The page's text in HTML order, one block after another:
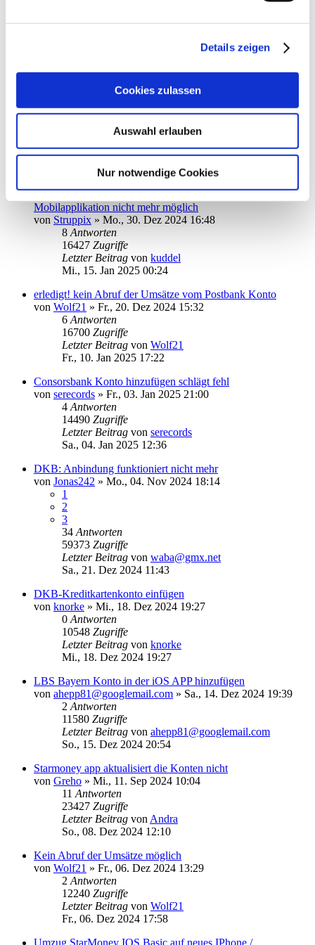
Details zeigen
Cookies zulassen
Auswahl erlauben
Nur notwendige Cookies
Letzter BeitragvonHeiner123
So., 19. Jan 2025 11:08
App hängt nach Start im Fenster TAN-Verfahren fest
Antworten
10655Zugriffe
Letzter BeitragvonJoOerter
Sa., 18. Jan 2025 12:01
DKB-Girokonto-Saldenaktualisierung in der Android-
Mobilapplikation nicht mehr möglich
von Struppix » Mo., 30. Dez 2024 16:48
8 Antworten
16427 Zugriffe
Letzter Beitrag von kuddel
Mi., 15. Jan 2025 00:24
erledigt! kein Abruf der Umsätze vom Postbank Konto
von Wolf21 » Fr., 20. Dez 2024 15:32
6 Antworten
16700 Zugriffe
Letzter Beitrag von Wolf21
Fr., 10. Jan 2025 17:22
Consorsbank Konto hinzufügen schlägt fehl
von serecords » Fr., 03. Jan 2025 21:00
4 Antworten
14490 Zugriffe
Letzter Beitrag von serecords
Sa., 04. Jan 2025 12:36
DKB: Anbindung funktioniert nicht mehr
von Jonas242 » Mo., 04. Nov 2024 18:14
1
2
3
34 Antworten
59373 Zugriffe
Letzter Beitrag von waba@gmx.net
Sa., 21. Dez 2024 11:43
DKB-Kreditkartenkonto einfügen
von knorke » Mi., 18. Dez 2024 19:27
0 Antworten
10548 Zugriffe
Letzter Beitrag von knorke
Mi., 18. Dez 2024 19:27
LBS Bayern Konto in der iOS APP hinzufügen
von ahepp81@googlemail.com » Sa., 14. Dez 2024 19:39
2 Antworten
11580 Zugriffe
Letzter Beitrag von ahepp81@googlemail.com
So., 15. Dez 2024 20:54
Starmoney app aktualisiert die Konten nicht
von Greho » Mi., 11. Sep 2024 10:04
11 Antworten
23427 Zugriffe
Letzter Beitrag von Andra
So., 08. Dez 2024 12:10
Kein Abruf der Umsätze möglich
von Wolf21 » Fr., 06. Dez 2024 13:29
2 Antworten
12240 Zugriffe
Letzter Beitrag von Wolf21
Fr., 06. Dez 2024 17:58